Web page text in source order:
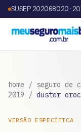
SUSEP 202068020 ·
home / seguro de
2019 / duster
VERSÃO ESPECÍFICA